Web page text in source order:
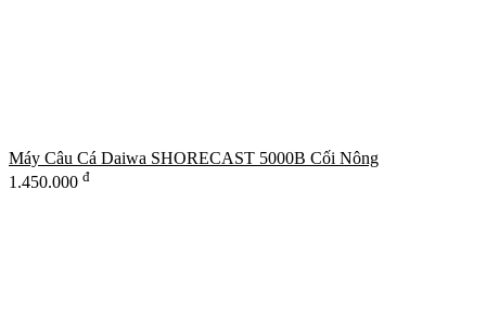
Máy Câu Cá Daiwa SHORECAST 5000B Cối Nông
1.450.000 đ